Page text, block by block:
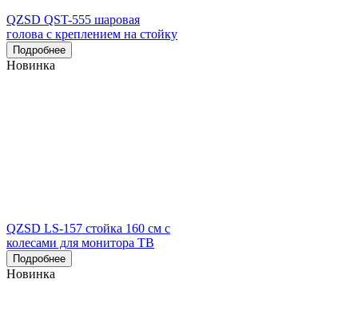
QZSD QST-555 шаровая
голова с креплением на стойку
Подробнее
Новинка
QZSD LS-157 стойка 160 см с
колесами для монитора ТВ
Подробнее
Новинка